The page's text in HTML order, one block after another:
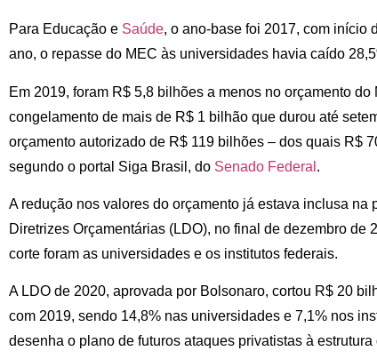
Para Educação e Saúde, o ano-base foi 2017, com início
ano, o repasse do MEC às universidades havia caído
Em 2019, foram R$ 5,8 bilhões a menos no orçamento
congelamento de mais de R$ 1 bilhão que durou até
orçamento autorizado de R$ 119 bilhões – dos quais R$
segundo o portal Siga Brasil, do Senado Federal .
A redução nos valores do orçamento já estava inclusa na
Diretrizes Orçamentárias (LDO), no final de dezembro de
corte foram as universidades e os institutos federais.
A LDO de 2020, aprovada por Bolsonaro, cortou R$ 20
com 2019, sendo 14,8% nas universidades e 7,1% nos
desenha o plano de futuros ataques privatistas à